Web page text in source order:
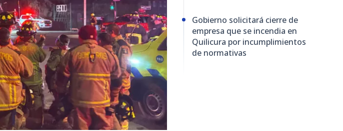
Gobierno solicitará cierre de
empresa que se incendia en
Quilicura por incumplimientos
de normativas